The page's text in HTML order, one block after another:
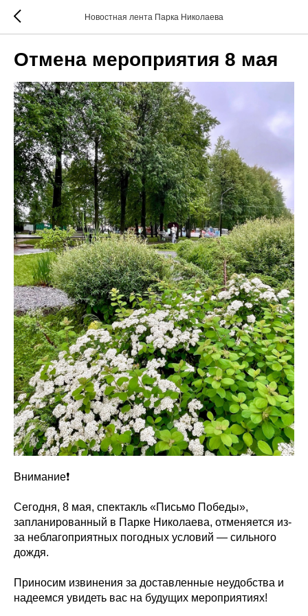
Новостная лента Парка Николаева
Отмена мероприятия 8 мая
Внимание❗️
Сегодня, 8 мая, спектакль «Письмо Победы»,
запланированный в Парке Николаева, отменяется из-
за неблагоприятных погодных условий — сильного
дождя.
Приносим извинения за доставленные неудобства и
надеемся увидеть вас на будущих мероприятиях!